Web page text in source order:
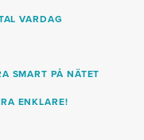
VARDAG
SMART PÅ NÄTET
ENKLARE!